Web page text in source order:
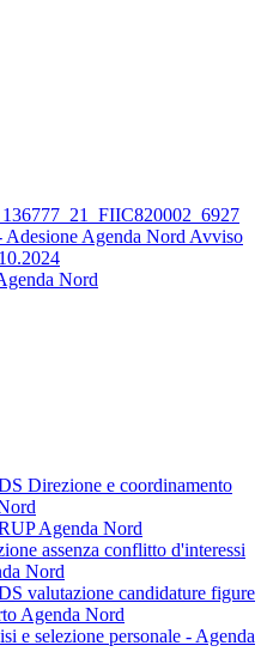
Adesione Agenda Nord Avviso
Nord
Direzione e coordinamento
Agenda Nord
assenza conflitto d'interessi
Nord
valutazione candidature figure
Agenda Nord
e selezione personale - Agenda